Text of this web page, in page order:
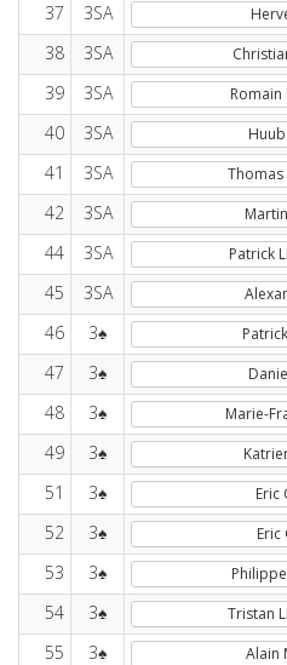
37
3SA
38
3SA
39
3SA Romain
40
3SA Huub
41
3SA Thomas
42
3SA
44
3SA Patrick
45
3SA
46
3♠
47
3♠
48
3♠ Marie-
49
3♠
51
3♠ Eric
52
3♠ Eric
53
3♠
54
3♠ Tristan
55
3♠ Alain